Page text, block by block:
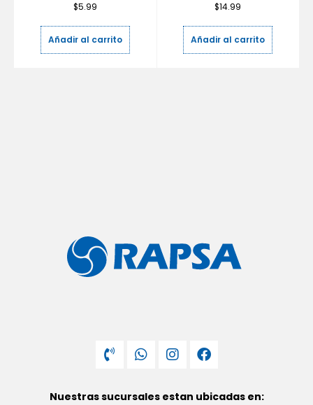
$5.99
Añadir al carrito
$14.99
Añadir al carrito
Nuestras sucursales estan ubicadas en: